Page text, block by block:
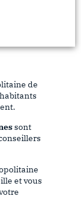
de
sont
et vous